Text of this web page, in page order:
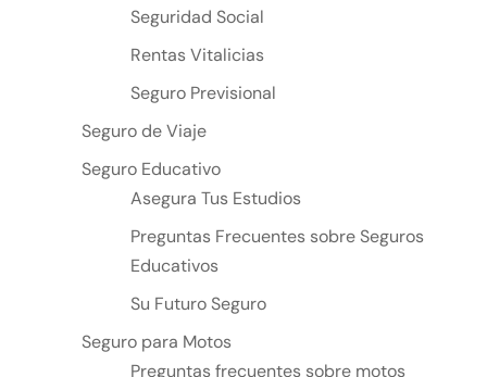
Seguridad Social
Rentas Vitalicias
Seguro Previsional
Seguro de Viaje
Seguro Educativo
Asegura Tus Estudios
Preguntas Frecuentes sobre Seguros
Educativos
Su Futuro Seguro
Seguro para Motos
Preguntas frecuentes sobre motos